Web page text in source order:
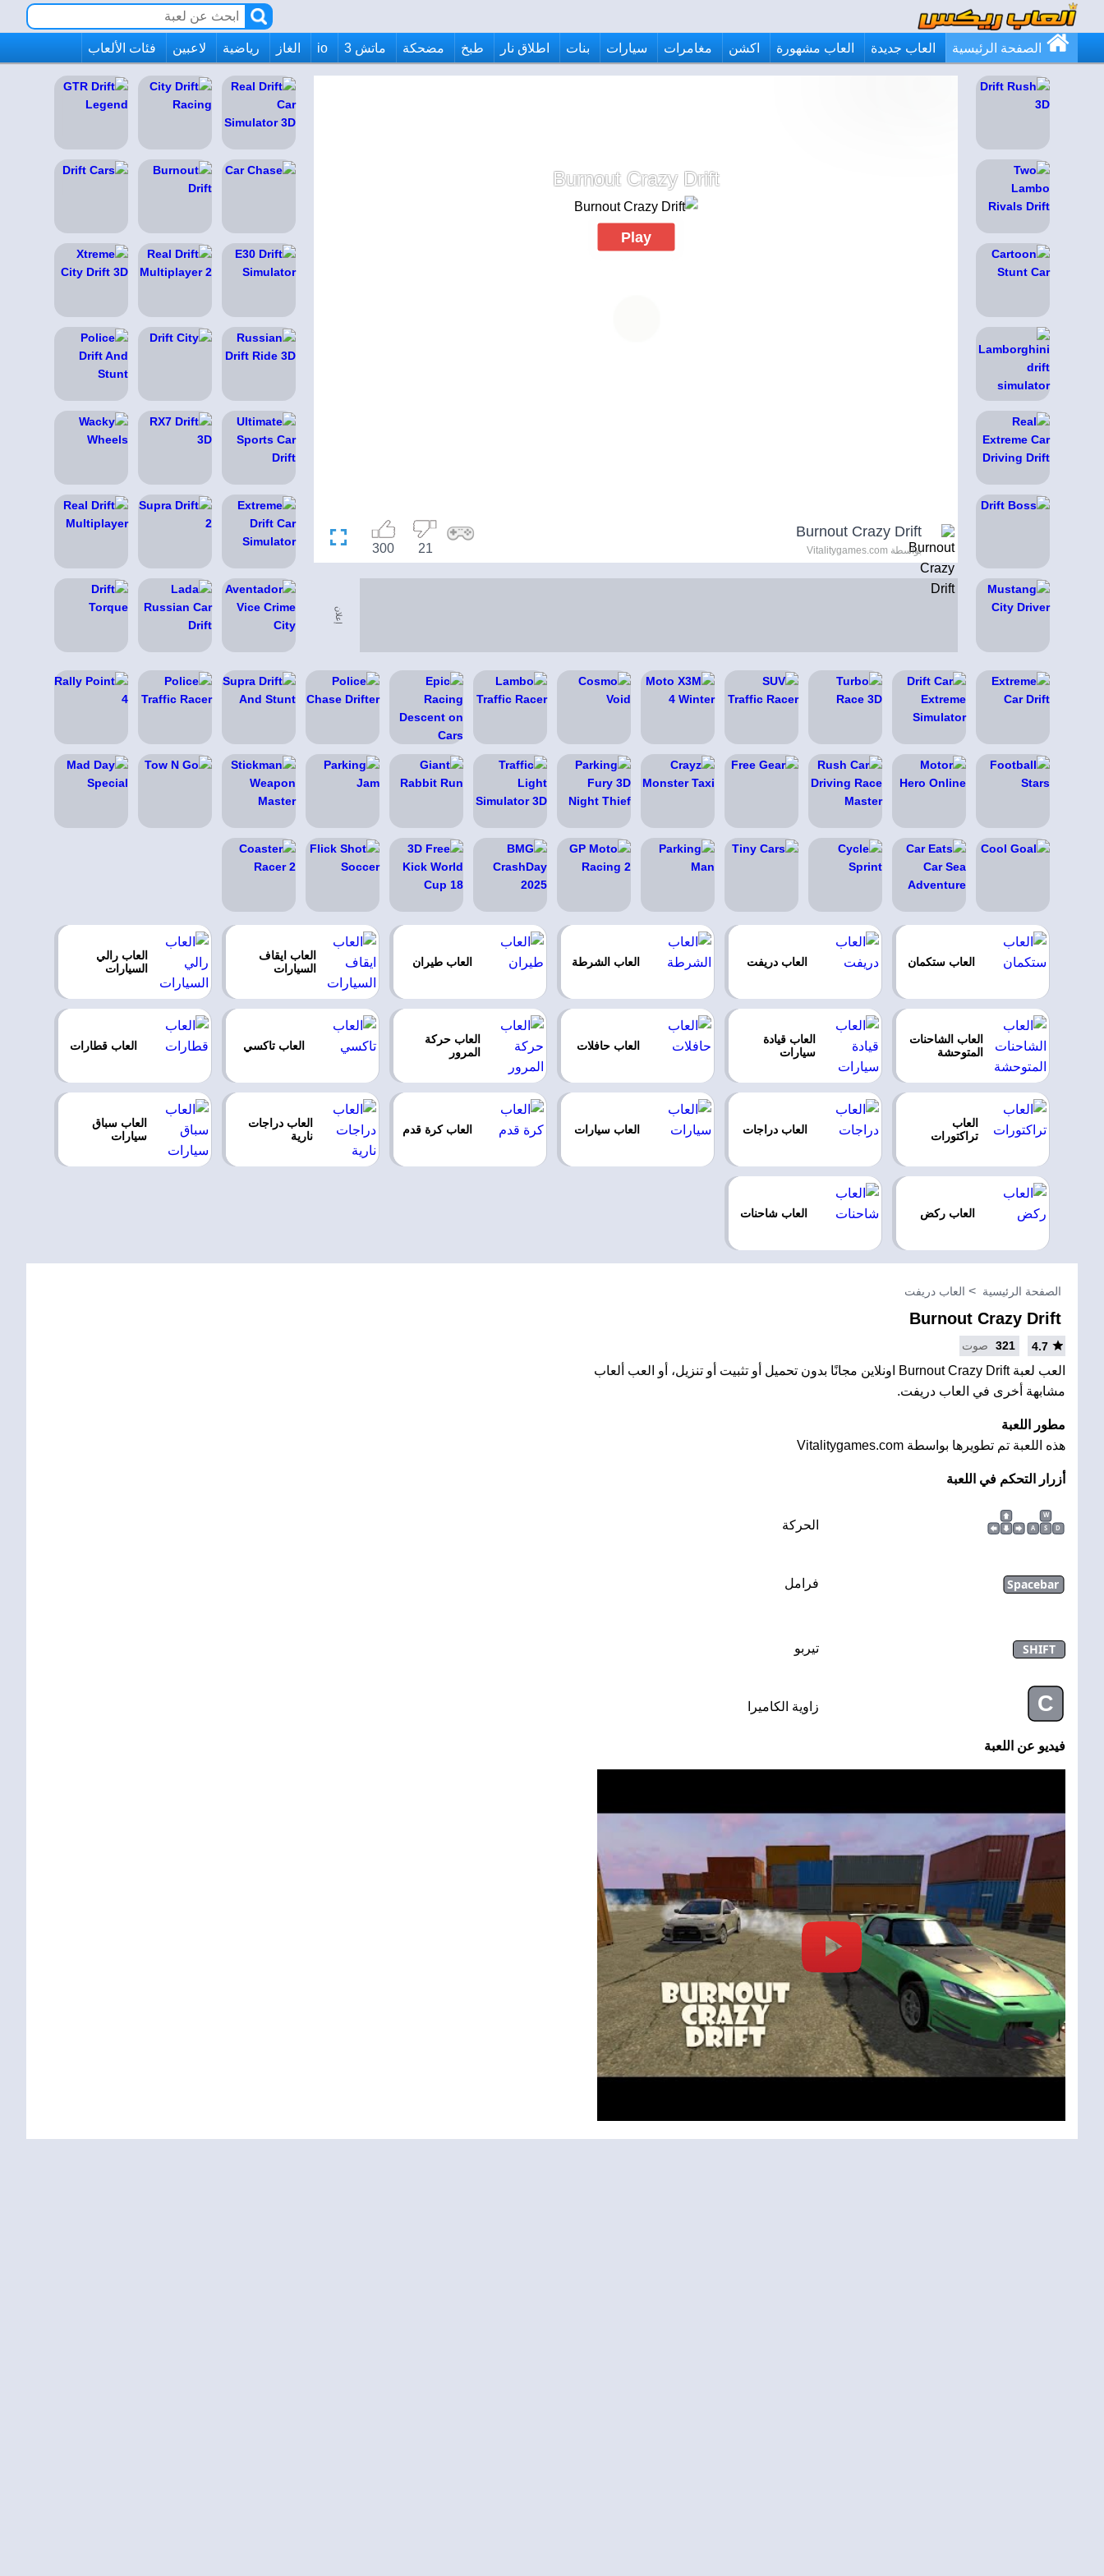
الصفحة الرئيسية العاب جديدة العاب مشهورة اكشن مغامرات سيارات بنات اطلاق نار طبخ مضحكة ماتش 3 io الغاز رياضية لاعبين فئات الألعاب
Burnout Crazy Drift
Play
Burnout Crazy Drift
بواسطة Vitalitygames.com 21
300
إعلان
العاب ستكمان العاب دريفت العاب الشرطة العاب طيران
العاب ايقاف
السيارات
العاب رالي
السيارات
العاب الشاحنات
المتوحشة
العاب قيادة
سيارات
العاب حافلات
العاب حركة
المرور
العاب تاكسي العاب قطارات
العاب
تراكتورات
العاب دراجات العاب سيارات العاب كرة قدم
العاب دراجات
نارية
العاب سباق
سيارات
العاب ركض العاب شاحنات
الصفحة الرئيسية العاب دريفت
Burnout Crazy Drift
4.7
321 صوت
العب لعبة Burnout Crazy Drift اونلاين مجانًا بدون تحميل أو تثبيت أو تنزيل، أو العب ألعاب
مشابهة أخرى في العاب دريفت.
مطور اللعبة
هذه اللعبة تم تطويرها بواسطة Vitalitygames.com
أزرار التحكم في اللعبة
W
A
S D الحركة
Spacebar فرامل
SHIFT تيربو
C زاوية الكاميرا
فيديو عن اللعبة